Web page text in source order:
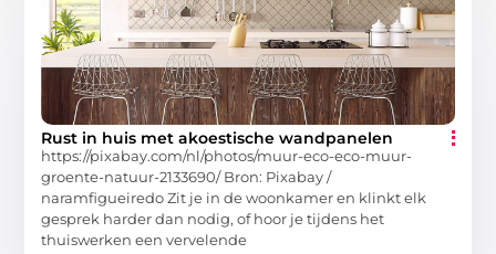
Rust in huis met akoestische wandpanelen
https://pixabay.com/nl/photos/muur-eco-eco-muur-
groente-natuur-2133690/ Bron: Pixabay /
naramfigueiredo Zit je in de woonkamer en klinkt elk
gesprek harder dan nodig, of hoor je tijdens het
thuiswerken een vervelende